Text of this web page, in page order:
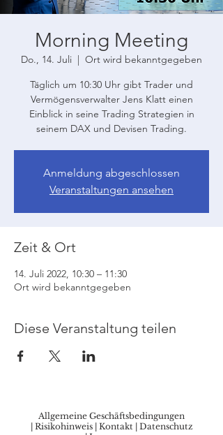
Morning Meeting
Do., 14. Juli
  |
Ort wird bekanntgegeben
Täglich um 10:30 Uhr gibt Trader und
Vermögensverwalter Jens Klatt einen
Einblick in seine Trading Strategien in
seinem DAX und Devisen Trading.
Anmeldung abgeschlossen
Veranstaltungen ansehen
Zeit & Ort
14. Juli 2022, 10:30 – 11:30
Ort wird bekanntgegeben
Diese Veranstaltung teilen
Allgemeine Geschäftsbedingungen
| Risikohinweis| Kontakt | Datenschutz